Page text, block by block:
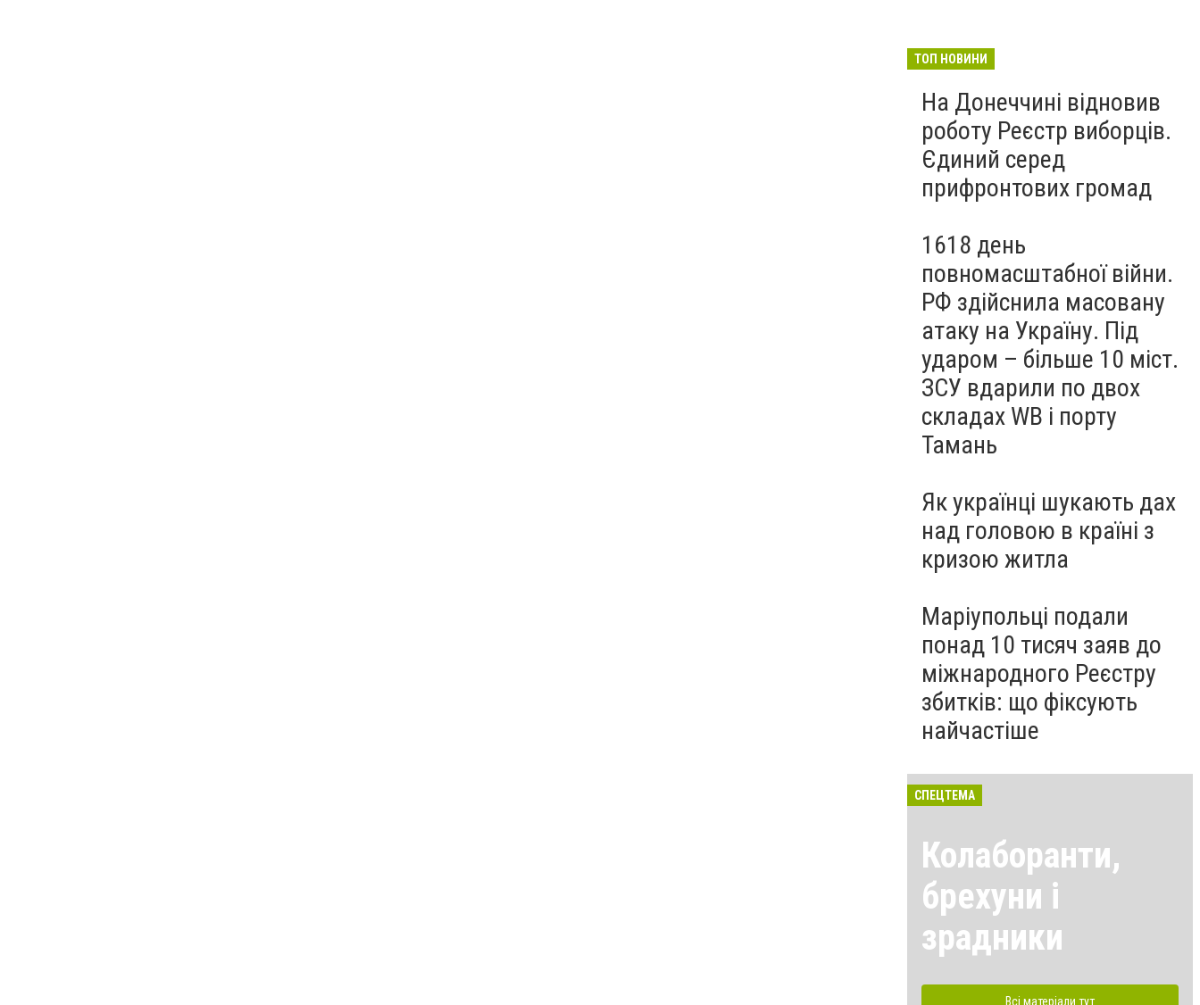
війни. РФ вдарила
столиці. 15 людей загинули.
В Росії палають
енергопідстанції та
черговий WB
Вчора
ТОП НОВИНИ
На Донеччині відновив
роботу Реєстр виборців.
Єдиний серед
прифронтових громад
1618 день
повномасштабної війни.
РФ здійснила масовану
атаку на Україну. Під
ударом – більше 10 міст.
ЗСУ вдарили по двох
складах WB і порту
Тамань
Як українці шукають дах
над головою в країні з
кризою житла
Маріупольці подали
понад 10 тисяч заяв до
міжнародного Реєстру
збитків: що фіксують
найчастіше
СПЕЦТЕМА
Колаборанти,
брехуни і
зрадники
Всі матеріали тут